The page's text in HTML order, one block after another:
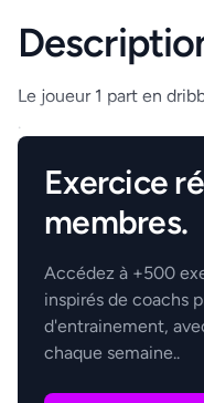
Le joueur 1 part en
.
Exercice
membres.
Accédez à +500
inspirés de coachs
d'entrainement,
chaque semaine..